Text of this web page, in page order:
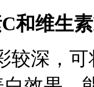
和维生
较深，